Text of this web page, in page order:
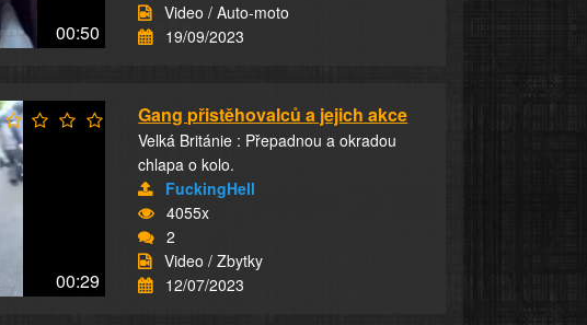
00:50
Video / Auto-moto
19/09/2023
00:29
Gang přistěhovalců a jejich akce
Velká Británie : Přepadnou a okradou
chlapa o kolo.
FuckingHell
4055x
2
Video / Zbytky
12/07/2023